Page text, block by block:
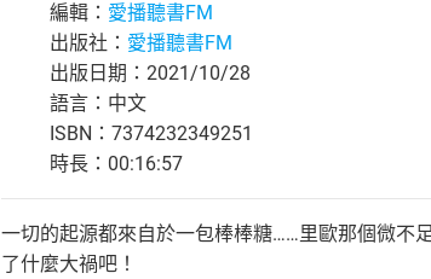
編輯： 愛播聽書FM
出版社： 愛播聽書FM
出版日期：2021/10/28
語言：中文
ISBN：7374232349251
時長：00:16:57
一切的起源都來自於一包棒棒糖……里歐那個微不
了什麼大禍吧！